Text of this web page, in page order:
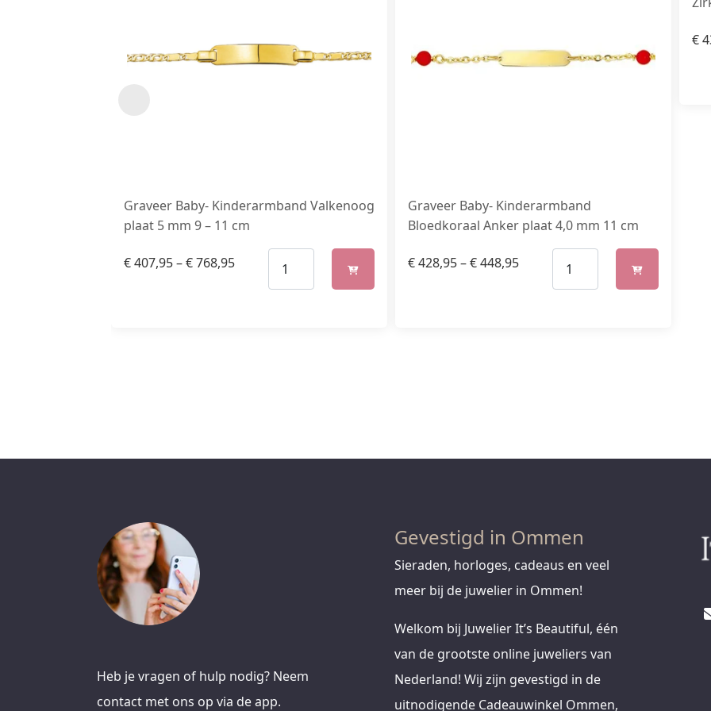
Graveer Baby- Kinderarmband Valkenoog
plaat 5 mm 9 – 11 cm
€407,95–€768,95
Graveer Baby- Kinderarmband
Bloedkoraal Anker plaat 4,0 mm 11 cm
€428,95–€448,95
€
Heb je vragen of hulp nodig? Neem
contact met ons op via de app.
Gevestigd in Ommen
Sieraden, horloges, cadeaus en veel
meer bij de juwelier in Ommen!
Welkom bij Juwelier It’s Beautiful, één
van de grootste online juweliers van
Nederland! Wij zijn gevestigd in de
uitnodigende Cadeauwinkel Ommen,